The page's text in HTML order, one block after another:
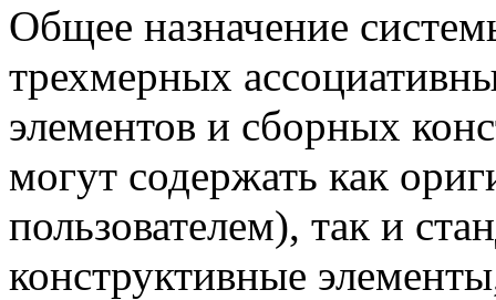
Общее назначение
трехмерных
элементов и сборных
могут содержать как
пользователем), так и
конструктивные